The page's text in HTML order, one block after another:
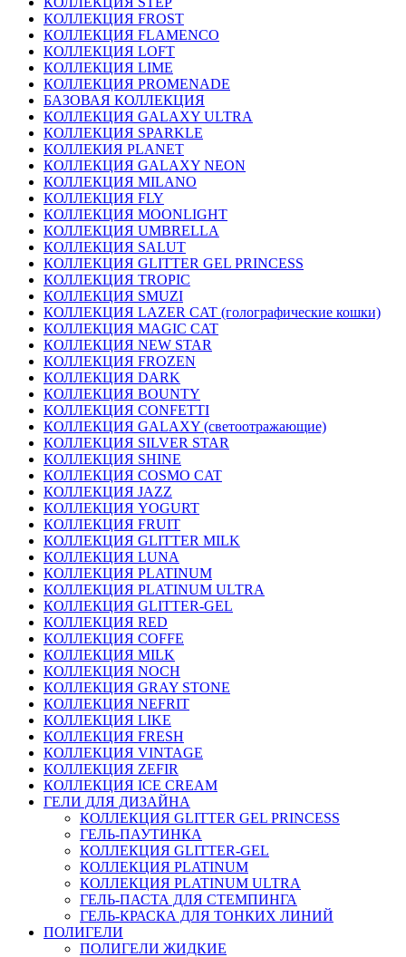
КОЛЛЕКЦИЯ FROST
КОЛЛЕКЦИЯ FLAMENCO
КОЛЛЕКЦИЯ LOFT
КОЛЛЕКЦИЯ LIME
КОЛЛЕКЦИЯ PROMENADE
БАЗОВАЯ КОЛЛЕКЦИЯ
КОЛЛЕКЦИЯ GALAXY ULTRA
КОЛЛЕКЦИЯ SPARKLE
КОЛЛЕКИЯ PLANET
КОЛЛЕКЦИЯ GALAXY NEON
КОЛЛЕКЦИЯ MILANO
КОЛЛЕКЦИЯ FLY
КОЛЛЕКЦИЯ MOONLIGHT
КОЛЛЕКЦИЯ UMBRELLA
КОЛЛЕКЦИЯ SALUT
КОЛЛЕКЦИЯ GLITTER GEL PRINCESS
КОЛЛЕКЦИЯ TROPIC
КОЛЛЕКЦИЯ SMUZI
КОЛЛЕКЦИЯ LAZER CAT (голографические кошки)
КОЛЛЕКЦИЯ MAGIC CAT
КОЛЛЕКЦИЯ NEW STAR
КОЛЛЕКЦИЯ FROZEN
КОЛЛЕКЦИЯ DARK
КОЛЛЕКЦИЯ BOUNTY
КОЛЛЕКЦИЯ CONFETTI
КОЛЛЕКЦИЯ GALAXY (светоотражающие)
КОЛЛЕКЦИЯ SILVER STAR
КОЛЛЕКЦИЯ SHINE
КОЛЛЕКЦИЯ COSMO CAT
КОЛЛЕКЦИЯ JAZZ
КОЛЛЕКЦИЯ YOGURT
КОЛЛЕКЦИЯ FRUIT
КОЛЛЕКЦИЯ GLITTER MILK
КОЛЛЕКЦИЯ LUNA
КОЛЛЕКЦИЯ PLATINUM
КОЛЛЕКЦИЯ PLATINUM ULTRA
КОЛЛЕКЦИЯ GLITTER-GEL
КОЛЛЕКЦИЯ RED
КОЛЛЕКЦИЯ COFFE
КОЛЛЕКЦИЯ MILK
КОЛЛЕКЦИЯ NOCH
КОЛЛЕКЦИЯ GRAY STONE
КОЛЛЕКЦИЯ NEFRIT
КОЛЛЕКЦИЯ LIKE
КОЛЛЕКЦИЯ FRESH
КОЛЛЕКЦИЯ VINTAGE
КОЛЛЕКЦИЯ ZEFIR
КОЛЛЕКЦИЯ ICE CREAM
ГЕЛИ ДЛЯ ДИЗАЙНА
КОЛЛЕКЦИЯ GLITTER GEL PRINCESS
ГЕЛЬ-ПАУТИНКА
КОЛЛЕКЦИЯ GLITTER-GEL
КОЛЛЕКЦИЯ PLATINUM
КОЛЛЕКЦИЯ PLATINUM ULTRA
ГЕЛЬ-ПАСТА ДЛЯ СТЕМПИНГА
ГЕЛЬ-КРАСКА ДЛЯ ТОНКИХ ЛИНИЙ
ПОЛИГЕЛИ
ПОЛИГЕЛИ ЖИДКИЕ